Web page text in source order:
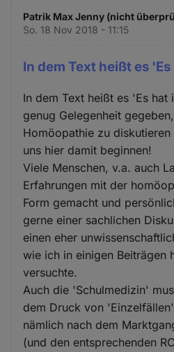
Patrik Max Jenny (nicht
So. 18 Nov 2018 - 11:15
In dem Text heißt es 'Es
In dem Text heißt es 'Es hat
genug Gelegenheit
Homöopathie zu
uns hier damit beginnen!
Viele Menschen, v.a. auch
Erfahrungen mit der
Form gemacht und
gerne einer sachlichen
einen eher
wie ich in einigen Beiträgen
versuchte.
Auch die 'Schulmedizin'
dem Druck von
nämlich nach dem
(und den entsprechenden